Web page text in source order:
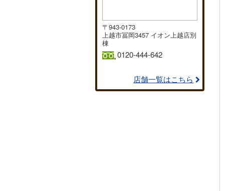
〒943-0173
上越市冨岡3457 イオン上越店別
棟
0120-444-642
店舗一覧はこちら